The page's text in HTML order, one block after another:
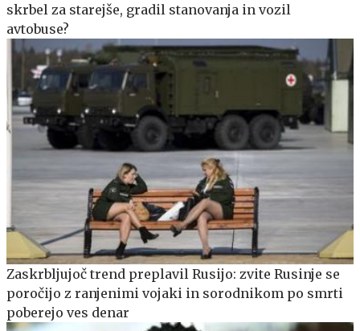
skrbel za starejše, gradil stanovanja in vozil
avtobuse?
Zaskrbljujoč trend preplavil Rusijo: zvite Rusinje se
poročijo z ranjenimi vojaki in sorodnikom po smrti
poberejo ves denar